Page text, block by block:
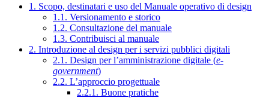
1. Scopo, destinatari e uso del Manuale operativo di design
1.1. Versionamento e storico
1.2. Consultazione del manuale
1.3. Contribuisci al manuale
2. Introduzione al design per i servizi pubblici digitali
2.1. Design per l’amministrazione digitale (e-
government)
2.2. L’approccio progettuale
2.2.1. Buone pratiche